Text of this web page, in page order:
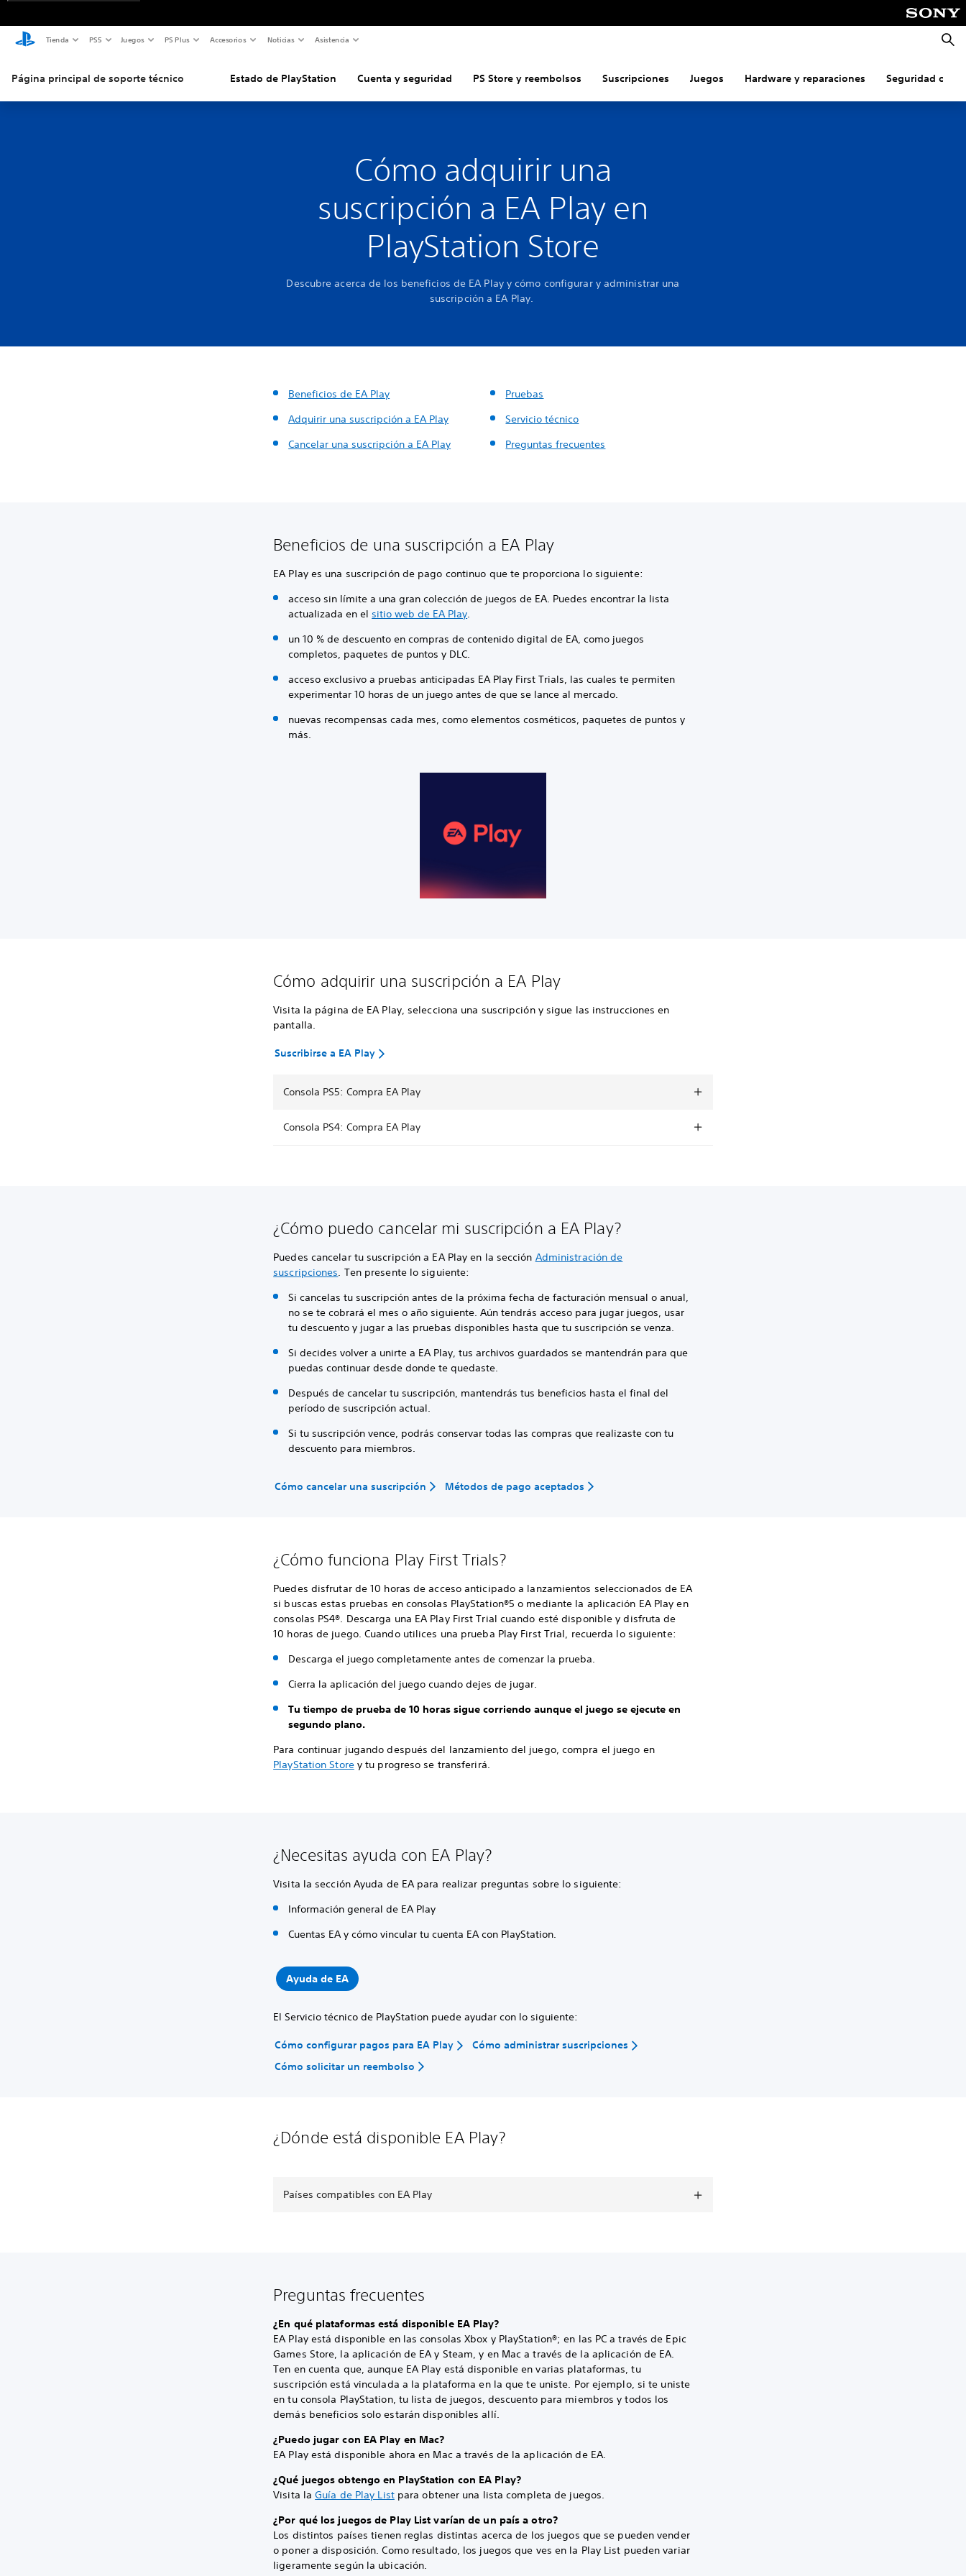
Tienda PS5 Juegos PS Plus Accesorios Noticias Asistencia
Página principal de soporte técnico Estado de PlayStation Cuenta y seguridad PS Store y reembolsos Suscripciones Juegos Hardware y reparaciones Seguridad
Cómo adquirir una
suscripción a EA Play en
PlayStation Store
Descubre acerca de los beneficios de EA Play y cómo configurar y administrar una
suscripción a EA Play.
Beneficios de EA Play
Adquirir una suscripción a EA Play
Cancelar una suscripción a EA Play
Pruebas
Servicio técnico
Preguntas frecuentes
Beneficios de una suscripción a EA Play
EA Play es una suscripción de pago continuo que te proporciona lo siguiente:
acceso sin límite a una gran colección de juegos de EA. Puedes encontrar la lista
actualizada en elsitio web de EA Play.
un 10 % de descuento en compras de contenido digital de EA, como juegos
completos, paquetes de puntos y DLC.
acceso exclusivo a pruebas anticipadas EA Play First Trials, las cuales te permiten
experimentar 10 horas de un juego antes de que se lance al mercado.
nuevas recompensas cada mes, como elementos cosméticos, paquetes de puntos y
más.
Cómo adquirir una suscripción a EA Play
Visita la página de EA Play, selecciona una suscripción y sigue las instrucciones en
pantalla.
Suscribirse a EA Play
Consola PS5: Compra EA Play
Consola PS4: Compra EA Play
¿Cómo puedo cancelar mi suscripción a EA Play?
Puedes cancelar tu suscripción a EA Play en la sección Administración de
suscripciones . Ten presente lo siguiente:
Si cancelas tu suscripción antes de la próxima fecha de facturación mensual o anual,
no se te cobrará el mes o año siguiente. Aún tendrás acceso para jugar juegos, usar
tu descuento y jugar a las pruebas disponibles hasta que tu suscripción se venza.
Si decides volver a unirte a EA Play, tus archivos guardados se mantendrán para que
puedas continuar desde donde te quedaste.
Después de cancelar tu suscripción, mantendrás tus beneficios hasta el final del
período de suscripción actual.
Si tu suscripción vence, podrás conservar todas las compras que realizaste con tu
descuento para miembros.
Cómo cancelar una suscripción Métodos de pago aceptados
¿Cómo funciona Play First Trials?
Puedes disfrutar de 10 horas de acceso anticipado a lanzamientos seleccionados de EA
si buscas estas pruebas en consolas PlayStation®5 o mediante la aplicación EA Play en
consolas PS4®. Descarga una EA Play First Trial cuando esté disponible y disfruta de
10 horas de juego. Cuando utilices una prueba Play First Trial, recuerda lo siguiente:
Descarga el juego completamente antes de comenzar la prueba.
Cierra la aplicación del juego cuando dejes de jugar.
Tu tiempo de prueba de 10 horas sigue corriendo aunque el juego se ejecute en
segundo plano.
Para continuar jugando después del lanzamiento del juego, compra el juego en
PlayStation Storey tu progreso se transferirá.
¿Necesitas ayuda con EA Play?
Visita la sección Ayuda de EA para realizar preguntas sobre lo siguiente:
Información general de EA Play
Cuentas EA y cómo vincular tu cuenta EA con PlayStation.
Ayuda de EA
El Servicio técnico de PlayStation puede ayudar con lo siguiente:
Cómo configurar pagos para EA Play
Cómo administrar suscripciones
Cómo solicitar un reembolso
¿Dónde está disponible EA Play?
Países compatibles con EA Play
Preguntas frecuentes
¿En qué plataformas está disponible EA Play?
EA Play está disponible en las consolas Xbox y PlayStation®; en las PC a través de Epic
Games Store, la aplicación de EA y Steam, y en Mac a través de la aplicación de EA.
Ten en cuenta que, aunque EA Play está disponible en varias plataformas, tu
suscripción está vinculada a la plataforma en la que te uniste. Por ejemplo, si te uniste
en tu consola PlayStation, tu lista de juegos, descuento para miembros y todos los
demás beneficios solo estarán disponibles allí.
¿Puedo jugar con EA Play en Mac?
EA Play está disponible ahora en Mac a través de la aplicación de EA.
¿Qué juegos obtengo en PlayStation con EA Play?
Visita laGuía de Play Listpara obtener una lista completa de juegos.
¿Por qué los juegos de Play List varían de un país a otro?
Los distintos países tienen reglas distintas acerca de los juegos que se pueden vender
o poner a disposición. Como resultado, los juegos que ves en la Play List pueden variar
ligeramente según la ubicación.